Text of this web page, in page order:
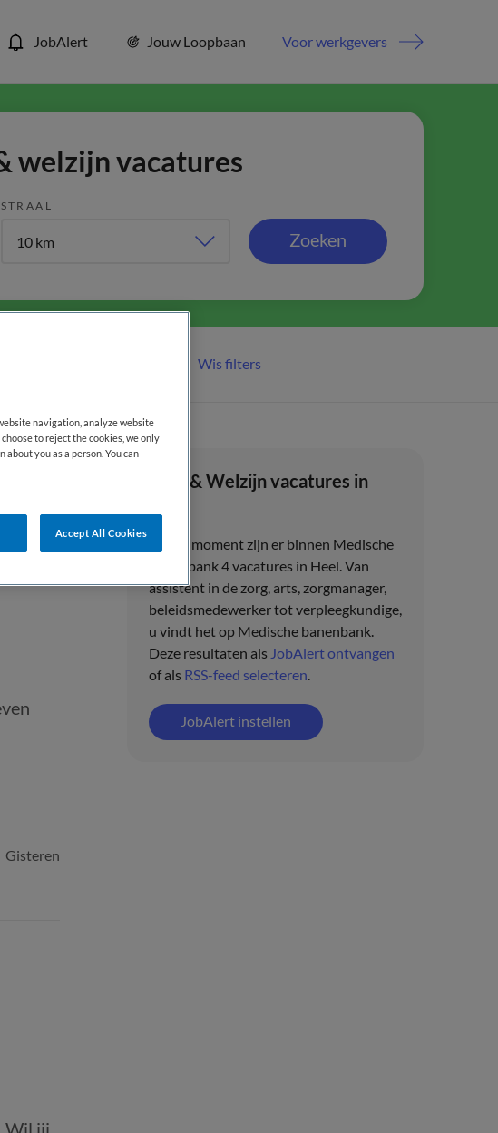
JobAlert Jouw Loopbaan Voor werkgevers
welzijn vacatures
STRAAL
Zoeken
Wis filters
Zorg & Welzijn vacatures in
Op dit moment zijn er binnen Medische
banenbank 4 vacatures in Heel. Van
assistent in de zorg, arts, zorgmanager,
beleidsmedewerker tot verpleegkundige,
u vindt het op Medische banenbank.
Deze resultaten als JobAlert ontvangen
of als RSS-feed selecteren.
JobAlert instellen
Gisteren
Wil jij
navigation, analyze website
to reject the cookies, we only
you as a person. You can
Accept All Cookies